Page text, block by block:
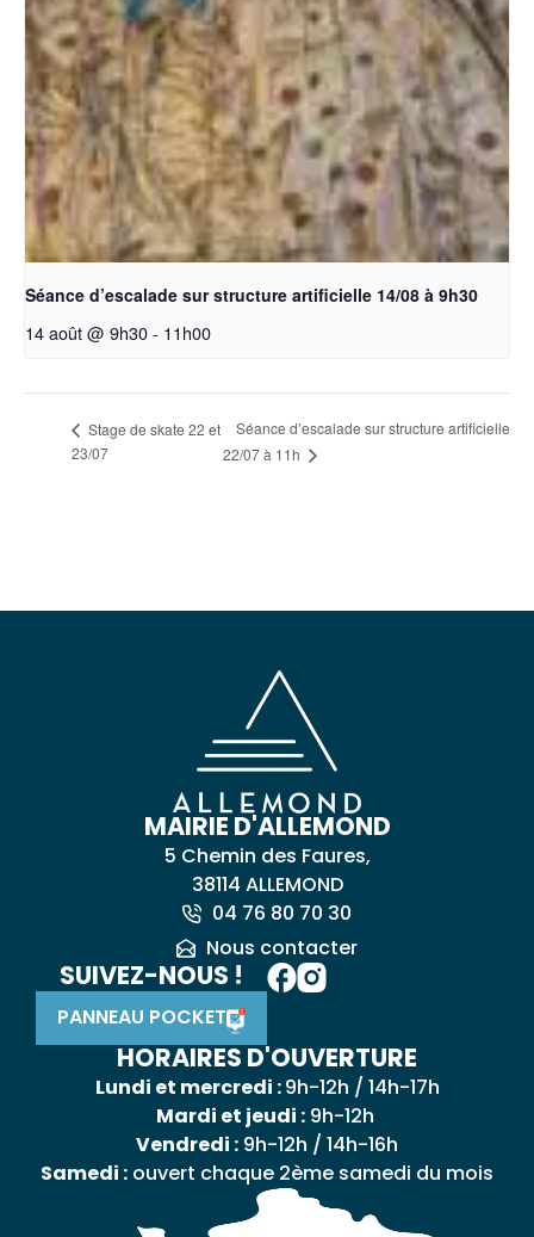
Séance d’escalade sur structure artificielle 14/08 à 9h30
14 août @ 9h30- 11h00
Stage de skate 22 et
23/07
Séance d’escalade sur structure artificielle
22/07 à 11h
MAIRIE D'ALLEMOND
5 Chemin des Faures,
38114 ALLEMOND
04 76 80 70 30
Nous contacter
SUIVEZ-NOUS !
PANNEAU POCKET
HORAIRES D'OUVERTURE
Lundi et mercredi :9h-12h / 14h-17h
Mardi et jeudi :9h-12h
Vendredi : 9h-12h / 14h-16h
Samedi : ouvert chaque 2ème samedi du mois